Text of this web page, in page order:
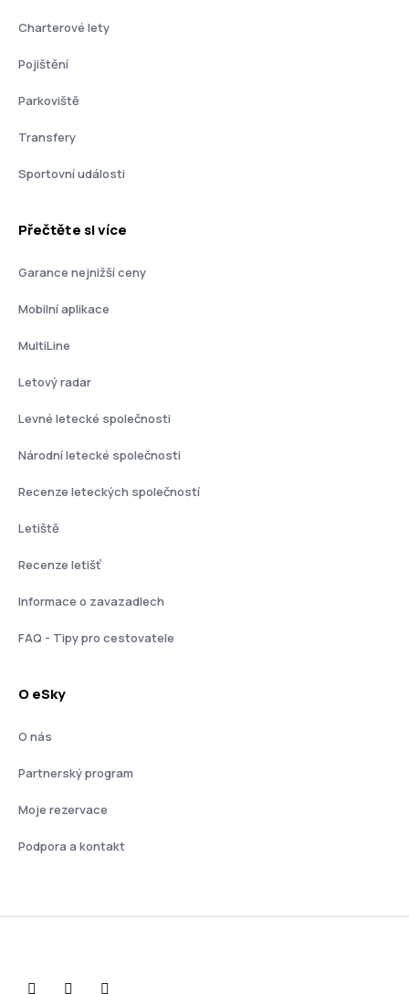
Charterové lety
Pojištění
Parkoviště
Transfery
Sportovní události
Přečtěte si více
Garance nejnižší ceny
Mobilní aplikace
MultiLine
Letový radar
Levné letecké společnosti
Národní letecké společnosti
Recenze leteckých společností
Letiště
Recenze letišť
Informace o zavazadlech
FAQ - Tipy pro cestovatele
O eSky
O nás
Partnerský program
Moje rezervace
Podpora a kontakt